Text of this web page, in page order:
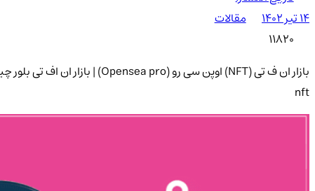
۱۴ تیر ۱۴۰۲
مقالات
11820
nft